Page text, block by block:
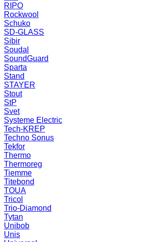
RIPO
Rockwool
Schuko
SD-GLASS
Sibir
Soudal
SoundGuard
Sparta
Stand
STAYER
Stout
StP
Svet
Systeme Electric
Tech-KREP
Techno Sonus
Tekfor
Thermo
Thermoreg
Tiemme
Titebond
TOUA
Tricol
Trio-Diamond
Tytan
Unibob
Unis